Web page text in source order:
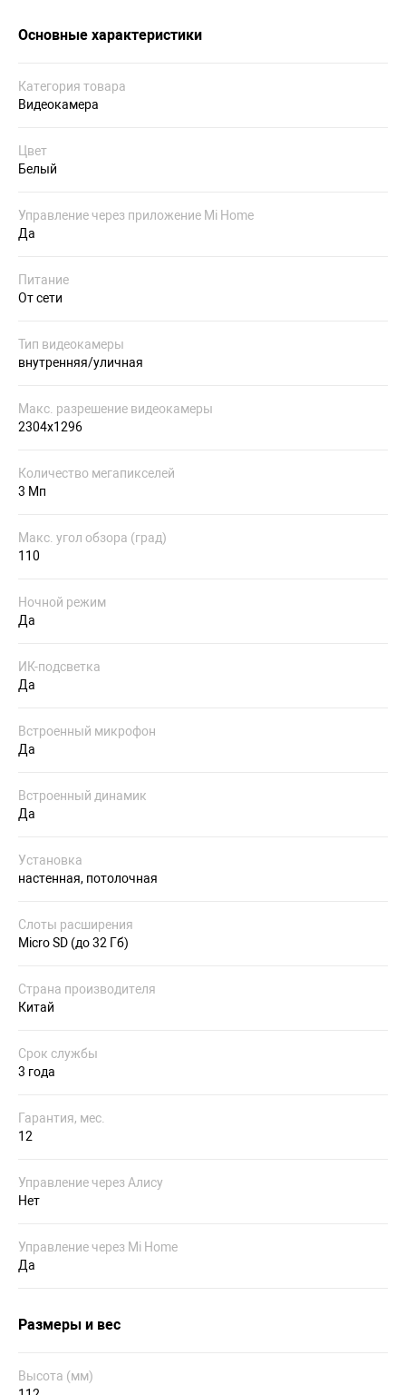
Основные характеристики
Категория товара
Видеокамера
Цвет
Белый
Управление через приложение Mi Home
Да
Питание
От сети
Тип видеокамеры
внутренняя/уличная
Макс. разрешение видеокамеры
2304х1296
Количество мегапикселей
3 Мп
Макс. угол обзора (град)
110
Ночной режим
Да
ИК-подсветка
Да
Встроенный микрофон
Да
Встроенный динамик
Да
Установка
настенная, потолочная
Слоты расширения
Micro SD (до 32 Гб)
Страна производителя
Китай
Срок службы
3 года
Гарантия, мес.
12
Управление через Алису
Нет
Управление через Mi Home
Да
Размеры и вес
Высота (мм)